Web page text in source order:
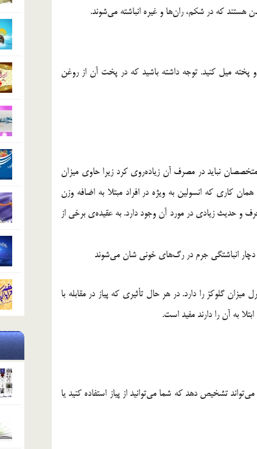
که در شکم، ران‌ها و غیره انباشته می‌شوند.
و پخته میل کنید. توجه داشته باشید که در پخت آن از روغن
نباید در مصرف آن زیاده‌روی کرد زیرا حاوی میزان
کاری که انسولین به ویژه در افراد مبتلا به اضافه وزن
و حدیث زیادی در مورد آن وجود دارد. به عقیده‌ی برخی از
انباشتگی جرم در رگ‌های خونی شان می‌شوند
گلوکز را دارد. در هر حال تأثیری که پیاز در مقابله با
به آن را دارند مفید است.
تشخیص دهد که شما می‌توانید از پیاز استفاده کنید یا